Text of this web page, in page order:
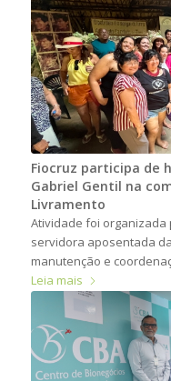
Fiocruz participa de
Gabriel Gentil na
Livramento
Atividade foi organizada
servidora aposentada
manutenção e
Leia mais